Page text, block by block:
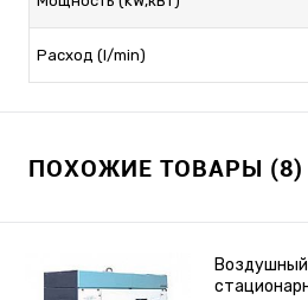
Расход (l/min)
ПОХОЖИЕ ТОВАРЫ (8)